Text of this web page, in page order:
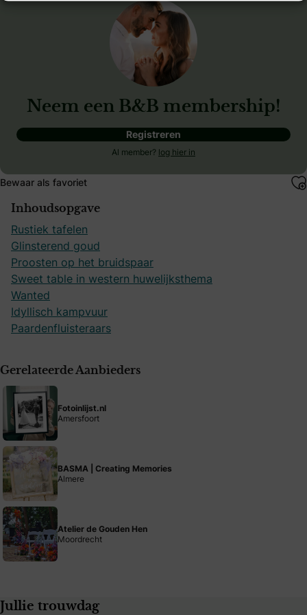
Neem een B&B membership!
Registreren
Al member? log hier in
Bewaar als favoriet
Inhoudsopgave
Rustiek tafelen
Glinsterend goud
Proosten op het bruidspaar
Sweet table in western huwelijksthema
Wanted
Idyllisch kampvuur
Paardenfluisteraars
Gerelateerde Aanbieders
Fotoinlijst.nl
Amersfoort
BASMA | Creating Memories
Almere
Atelier de Gouden Hen
Moordrecht
Jullie trouwdag